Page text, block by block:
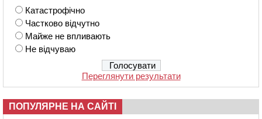
Катастрофічно
Частково відчутно
Майже не впливають
Не відчуваю
Переглянути результати
ПОПУЛЯРНЕ НА САЙТІ